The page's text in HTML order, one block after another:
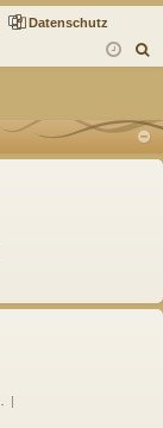
m ist
rie
n
Datenschutz
h
e